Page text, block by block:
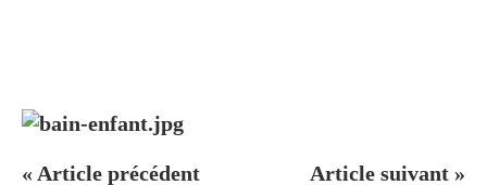
« Article précédent Article suivant »